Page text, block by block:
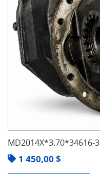
MD2014X*3.70*34616-3
1 450,00 $